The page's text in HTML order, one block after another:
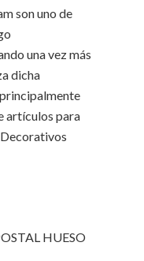
son uno de
una vez más
dicha
artículos para
HUESO